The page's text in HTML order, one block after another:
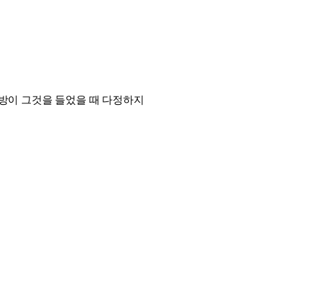
이 그것을 들었을 때 다정하지